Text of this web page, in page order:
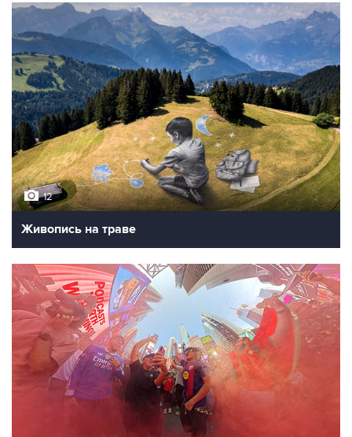
12
Живопись на траве